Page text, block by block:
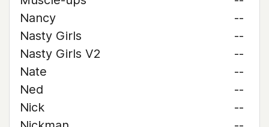
Nancy
--
Nasty Girls
--
Nasty Girls V2
--
Nate
--
Ned
--
Nick
--